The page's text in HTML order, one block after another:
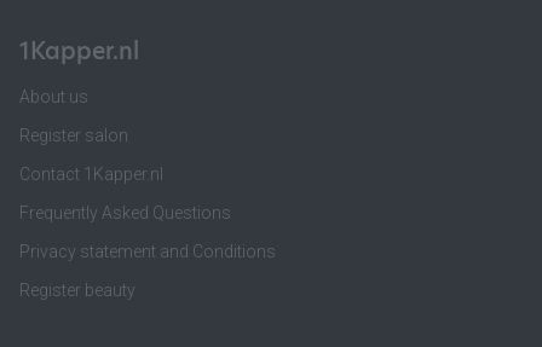
1Kapper.nl
About us
Register salon
Contact 1Kapper.nl
Frequently Asked Questions
Privacy statement and Conditions
Register beauty